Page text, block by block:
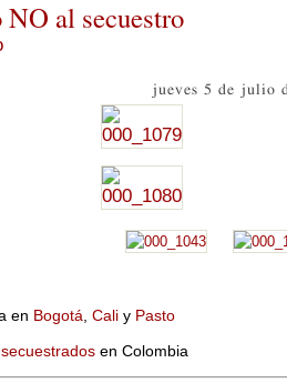
al secuestro
jueves 5 de julio
en Bogotá, Cali y Pasto
en Colombia